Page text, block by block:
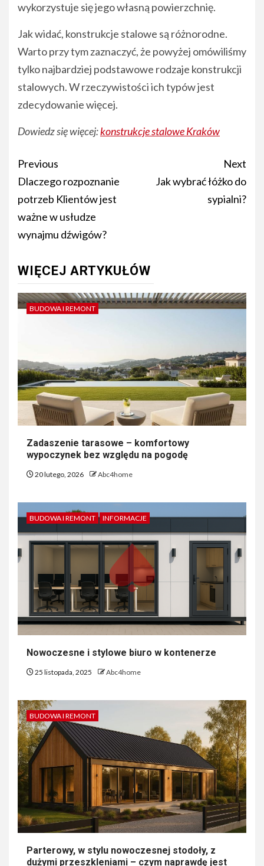
wykorzystuje się jego własną powierzchnię.
Jak widać, konstrukcje stalowe są różnorodne.
Warto przy tym zaznaczyć, że powyżej omówiliśmy
tylko najbardziej podstawowe rodzaje konstrukcji
stalowych. W rzeczywistości ich typów jest
zdecydowanie więcej.
Dowiedz się więcej:konstrukcje stalowe Kraków
Post
navigation
Previous
Dlaczego rozpoznanie
potrzeb Klientów jest
ważne w usłudze
wynajmu dźwigów?
Next
Jak wybrać łóżko do
sypialni?
WIĘCEJ ARTYKUŁÓW
BUDOWA I REMONT
Zadaszenie tarasowe – komfortowy
wypoczynek bez względu na pogodę
20 lutego, 2026 Abc4home
BUDOWA I REMONT INFORMACJE
Nowoczesne i stylowe biuro w kontenerze
25 listopada, 2025 Abc4home
BUDOWA I REMONT
Parterowy, w stylu nowoczesnej stodoły, z
dużymi przeszkleniami – czym naprawdę jest